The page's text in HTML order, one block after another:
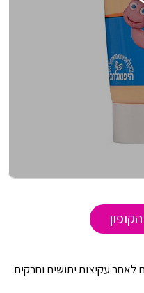
לאחר עקיצות יתושים וחרקים